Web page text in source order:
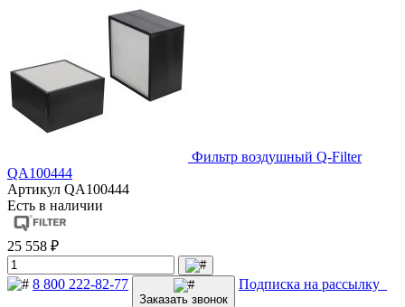
Фильтр воздушный Q-Filter
QA100444
Артикул QA100444
Есть в наличии
25 558 ₽
8 800 222-82-77
Заказать звонок
Подписка на рассылку